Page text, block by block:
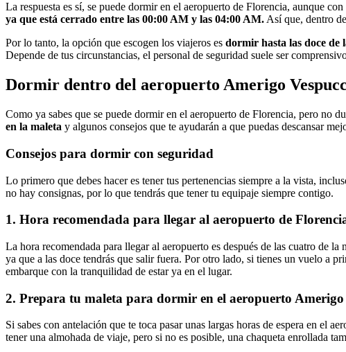
La respuesta es sí, se puede dormir en el aeropuerto de Florencia, aunque
ya que está cerrado entre las 00:00 AM y las 04:00 AM. Así que, dentro
Por lo tanto, la opción que escogen los viajeros es dormir hasta las doce de
Depende de tus circunstancias, el personal de seguridad suele ser
Dormir dentro del aeropuerto Amerigo
Como ya sabes que se puede dormir en el aeropuerto de Florencia, pero no
en la maleta y algunos consejos que te ayudarán a que puedas descansar
Consejos para dormir con seguridad
Lo primero que debes hacer es tener tus pertenencias siempre a la vista,
no hay consignas, por lo que tendrás que tener tu equipaje siempre contigo.
1. Hora recomendada para llegar al aeropuerto de
La hora recomendada para llegar al aeropuerto es después de las cuatro de la
ya que a las doce tendrás que salir fuera. Por otro lado, si tienes un vuelo a
embarque con la tranquilidad de estar ya en el lugar.
2. Prepara tu maleta para dormir en el aeropuerto Amerigo
Si sabes con antelación que te toca pasar unas largas horas de espera en el
tener una almohada de viaje, pero si no es posible, una chaqueta enrollada